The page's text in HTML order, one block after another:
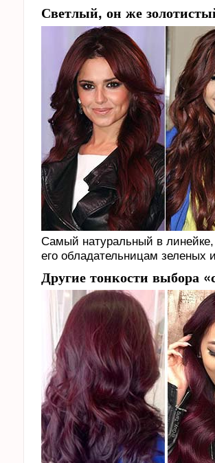
Светлый, он же
Самый натуральный в линейке,
его обладательницам зеленых
Другие тонкости выбора